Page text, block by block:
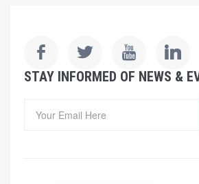
STAY INFORMED OF NEWS &